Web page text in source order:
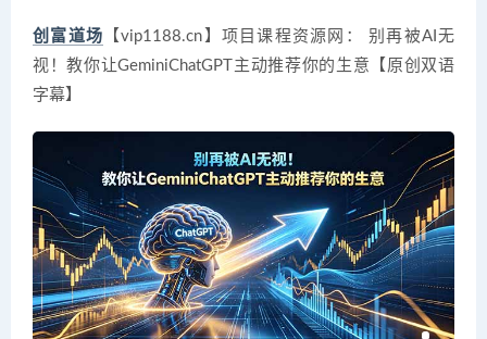
创富道场 【vip1188.cn】项目课程资源网： 别再被AI无
视！教你让GeminiChatGPT主动推荐你的生意【原创双语
字幕】